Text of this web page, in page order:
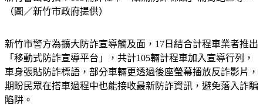
新竹警出奇招！105輛計程車「貼滿防詐標語」滿街跑宣導。
新竹市警方為擴大防詐宣導觸及面，17日結合計程車業者推出
「移動式防詐宣導平台」，共計105輛計程車加入宣導行列，
車身張貼防詐標語，部分車輛更透過後座螢幕播放反詐影片，
期盼民眾在搭車過程中也能接收最新防詐資訊，避免落入詐騙